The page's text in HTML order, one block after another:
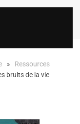
Ressources
bruits de la vie